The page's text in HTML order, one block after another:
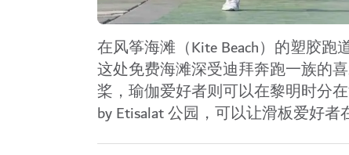
在风筝海滩（Kite Beach）的塑胶
这处免费海滩深受迪拜奔跑一族的
桨，瑜伽爱好者则可以在黎明时分
by Etisalat 公园， 可以让滑板爱好者